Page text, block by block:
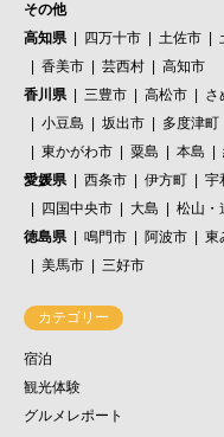
その他
高知県
四万十市 土佐市
香美市
芸西村
高知市
香川県
三豊市 高松市 さ
小豆島
坂出市 多度津町
東かがわ市
粟島 本島
愛媛県
西条市 伊方町 宇
四国中央市
大島 松山・
徳島県
鳴門市 阿波市 東
美馬市
三好市
カテゴリー
宿泊
観光体験
グルメレポート